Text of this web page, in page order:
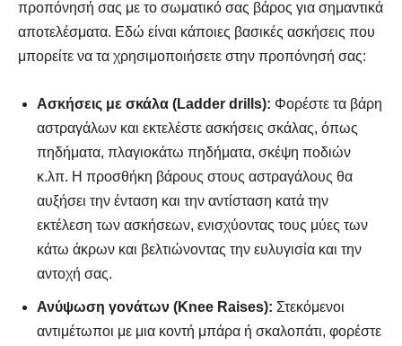
προπόνησή σας με το σωματικό σας βάρος για σημαντικά
αποτελέσματα. Εδώ είναι κάποιες βασικές ασκήσεις που
μπορείτε να τα χρησιμοποιήσετε στην προπόνησή σας:
Ασκήσεις με σκάλα (Ladder drills): Φορέστε τα βάρη
αστραγάλων και εκτελέστε ασκήσεις σκάλας, όπως
πηδήματα, πλαγιοκάτω πηδήματα, σκέψη ποδιών
κ.λπ. Η προσθήκη βάρους στους αστραγάλους θα
αυξήσει την ένταση και την αντίσταση κατά την
εκτέλεση των ασκήσεων, ενισχύοντας τους μύες των
κάτω άκρων και βελτιώνοντας την ευλυγισία και την
αντοχή σας.
Ανύψωση γονάτων (Knee Raises): Στεκόμενοι
αντιμέτωποι με μια κοντή μπάρα ή σκαλοπάτι, φορέστε